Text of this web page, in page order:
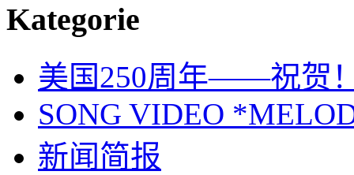
Kategorie
美国250周年——祝贺
SONG VIDEO
新闻简报